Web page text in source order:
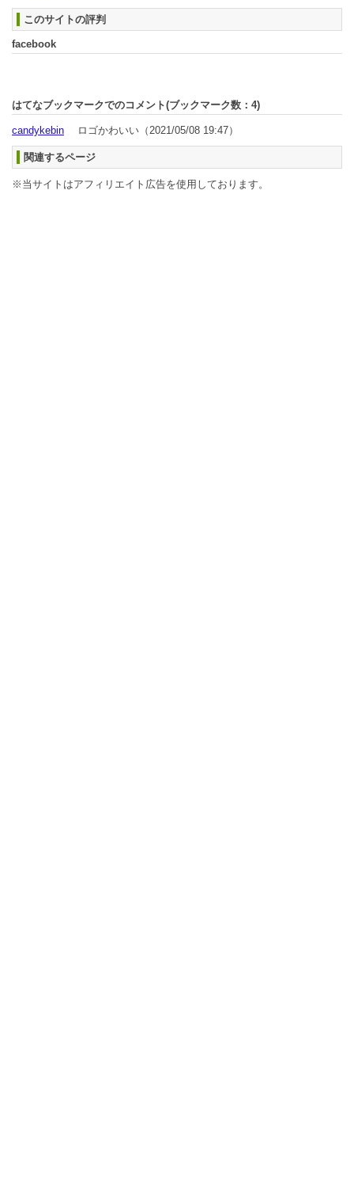
このサイトの評判
facebook
はてなブックマークでのコメント(ブックマーク数： 4)
candykebin ロゴかわいい （2021/05/08 19:47）
関連するページ
※当サイトはアフィリエイト広告を使用しております。